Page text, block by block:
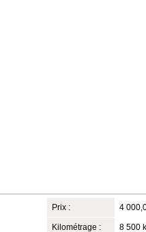
Prix : 4
Kilométrage : 8 500